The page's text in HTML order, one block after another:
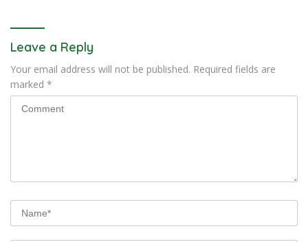
Leave a Reply
Your email address will not be published. Required fields are
marked *